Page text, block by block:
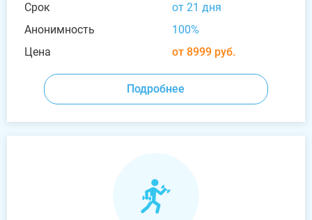
Срок
от 21 дня
Анонимность
100%
Цена
от 8999 руб.
Подробнее